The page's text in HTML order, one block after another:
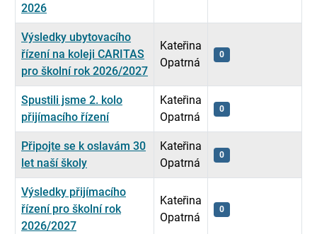
2026
Výsledky ubytovacího
řízení na koleji CARITAS
pro školní rok 2026/2027
Kateřina
Opatrná
0
Spustili jsme 2. kolo
přijímacího řízení
Kateřina
Opatrná
0
Připojte se k oslavám 30
let naší školy
Kateřina
Opatrná
0
Výsledky přijímacího
řízení pro školní rok
2026/2027
Kateřina
Opatrná
0